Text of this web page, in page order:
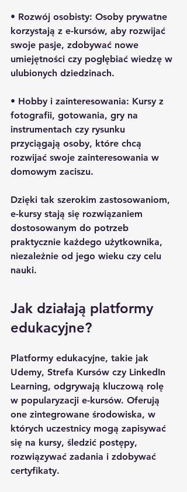
• Rozwój osobisty: Osoby prywatne
korzystają z e-kursów, aby rozwijać
swoje pasje, zdobywać nowe
umiejętności czy pogłębiać wiedzę w
ulubionych dziedzinach.
• Hobby i zainteresowania: Kursy z
fotografii, gotowania, gry na
instrumentach czy rysunku
przyciągają osoby, które chcą
rozwijać swoje zainteresowania w
domowym zaciszu.
Dzięki tak szerokim zastosowaniom,
e-kursy stają się rozwiązaniem
dostosowanym do potrzeb
praktycznie każdego użytkownika,
niezależnie od jego wieku czy celu
nauki.
Jak działają platformy
edukacyjne?
Platformy edukacyjne, takie jak
Udemy, Strefa Kursów czy LinkedIn
Learning, odgrywają kluczową rolę
w popularyzacji e-kursów. Oferują
one zintegrowane środowiska, w
których uczestnicy mogą zapisywać
się na kursy, śledzić postępy,
rozwiązywać zadania i zdobywać
certyfikaty.